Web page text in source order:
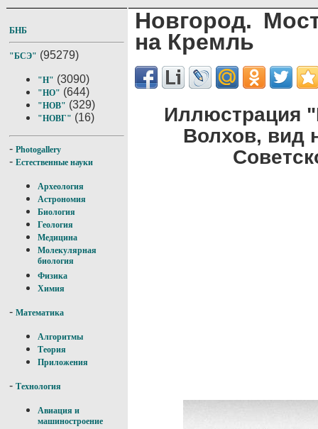
БНБ
"БСЭ" (95279)
"Н" (3090)
"НО" (644)
"НОВ" (329)
"НОВГ" (16)
- Photogallery
- Естественные науки
Археология
Астрономия
Биология
Геология
Медицина
Молекулярная
биология
Физика
Химия
- Математика
Алгоритмы
Теория
Приложения
- Технология
Авиация и
машиностроение
Новгород.
на Кремль
Иллюстрация
Волхов, вид